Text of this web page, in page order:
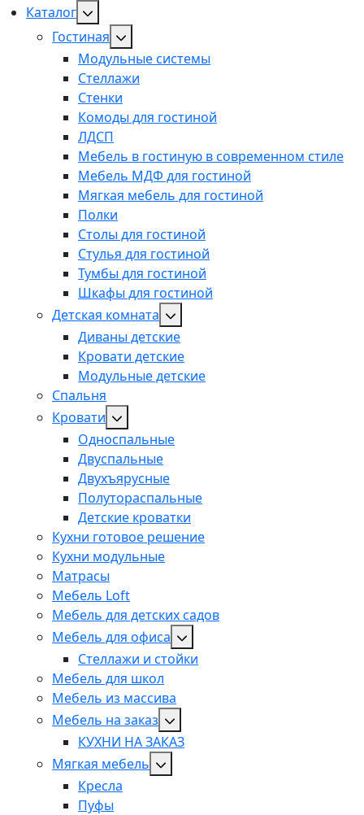
Каталог
Гостиная
Модульные системы
Стеллажи
Стенки
Комоды для гостиной
ЛДСП
Мебель в гостиную в современном стиле
Мебель МДФ для гостиной
Мягкая мебель для гостиной
Полки
Столы для гостиной
Стулья для гостиной
Тумбы для гостиной
Шкафы для гостиной
Детская комната
Диваны детские
Кровати детские
Модульные детские
Спальня
Кровати
Односпальные
Двуспальные
Двухъярусные
Полутораспальные
Детские кроватки
Кухни готовое решение
Кухни модульные
Матрасы
Мебель Loft
Мебель для детских садов
Мебель для офиса
Стеллажи и стойки
Мебель для школ
Мебель из массива
Мебель на заказ
КУХНИ НА ЗАКАЗ
Мягкая мебель
Кресла
Пуфы